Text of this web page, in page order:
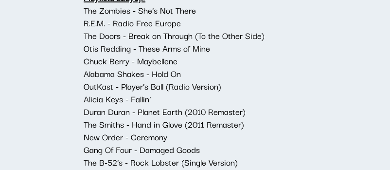
The Zombies - She's Not There
R.E.M. - Radio Free Europe
The Doors - Break on Through (To the Other Side)
Otis Redding - These Arms of Mine
Chuck Berry - Maybellene
Alabama Shakes - Hold On
OutKast - Player's Ball (Radio Version)
Alicia Keys - Fallin'
Duran Duran - Planet Earth (2010 Remaster)
The Smiths - Hand in Glove (2011 Remaster)
New Order - Ceremony
Gang Of Four - Damaged Goods
The B-52's - Rock Lobster (Single Version)